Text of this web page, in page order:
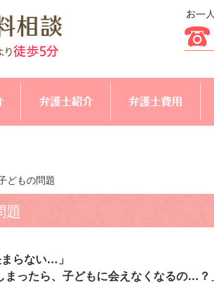
どもの問題
題
らない…」
子どもに会えなくなるの…？